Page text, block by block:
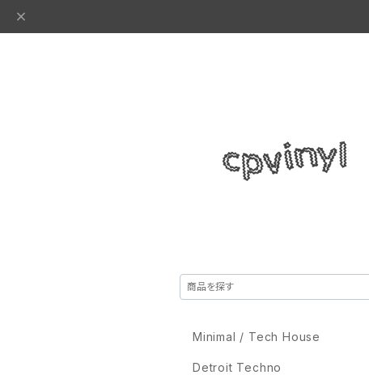
Minimal / Tech House
Detroit Techno